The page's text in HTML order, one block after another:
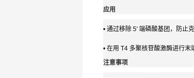
应用
• 通过移除 5' 端磷酸基团，防止
• 在用 T4 多聚核苷酸激酶进行末
注意事项